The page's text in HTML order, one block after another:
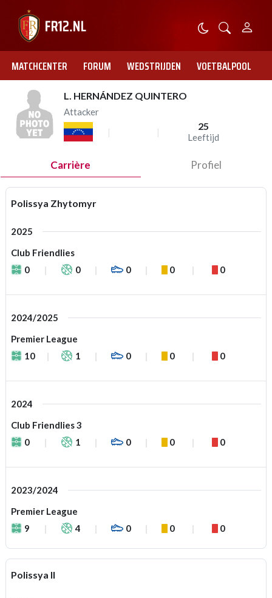
MATCHCENTER FORUM WEDSTRIJDEN VOETBALPOOL
L. HERNÁNDEZ QUINTERO
Attacker
25
Leeftijd
Carrière Profiel
Polissya Zhytomyr
2025
Club Friendlies
0
0 0 0 0
2024/2025
Premier League
10
1 0 0 0
2024
Club Friendlies 3
0
1 0 0 0
2023/2024
Premier League
9
4 0 0 0
Polissya II